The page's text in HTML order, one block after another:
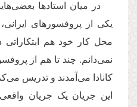
در میان استادها
یکی از پروفسورهای
محل کار خود هم
نمی‌دانم. چند تا هم از
کانادا می‌آمدند و تدریس
این جریان یک جریان